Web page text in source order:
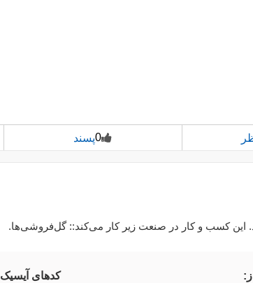
0پسند
این کسب و کار در صنعت زیر کار می‌کند:: گل‌فروشی‌ها.
کدهای آیسیک